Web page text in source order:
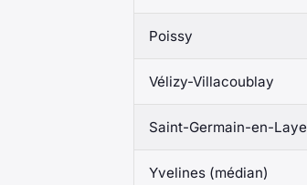
Poissy
Vélizy-Villacoublay
Saint-Germain-en-Laye
Yvelines (médian)